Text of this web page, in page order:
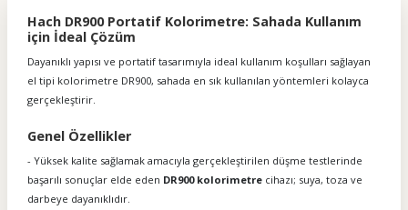
Hach DR900 Portatif Kolorimetre: Sahada Kullanım
için İdeal Çözüm
Dayanıklı yapısı ve portatif tasarımıyla ideal kullanım koşulları sağlayan
el tipi kolorimetre DR900, sahada en sık kullanılan yöntemleri kolayca
gerçekleştirir.
Genel Özellikler
- Yüksek kalite sağlamak amacıyla gerçekleştirilen düşme testlerinde
başarılı sonuçlar elde eden DR900 kolorimetre cihazı; suya, toza ve
darbeye dayanıklıdır.